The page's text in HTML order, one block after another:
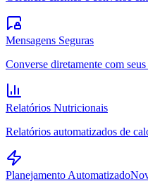
Mensagens Seguras
Converse diretamente com
Relatórios Nutricionais
Relatórios automatizados de
Planejamento Automatizado